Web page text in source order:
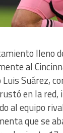
lleno
al
Suárez,
en la red,
al equipo
que se